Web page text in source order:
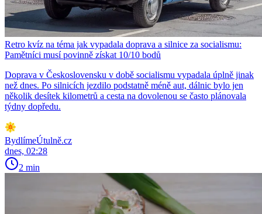
Retro kvíz na téma jak vypadala doprava a silnice za socialismu:
Pamětníci musí povinně získat 10/10 bodů
Doprava v Československu v době socialismu vypadala úplně jinak
než dnes. Po silnicích jezdilo podstatně méně aut, dálnic bylo jen
několik desítek kilometrů a cesta na dovolenou se často plánovala
týdny dopředu.
BydlímeÚtulně.cz
dnes, 02:28
2 min